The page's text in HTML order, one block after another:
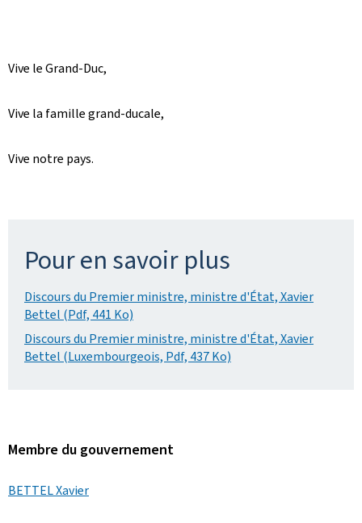
Vive le Grand-Duc,
Vive la famille grand-ducale,
Vive notre pays.
Pour en savoir plus
Discours du Premier ministre, ministre d'État, Xavier
Bettel (Pdf, 441 Ko)
Discours du Premier ministre, ministre d'État, Xavier
Bettel (Luxembourgeois, Pdf, 437 Ko)
Membre du gouvernement
BETTEL Xavier